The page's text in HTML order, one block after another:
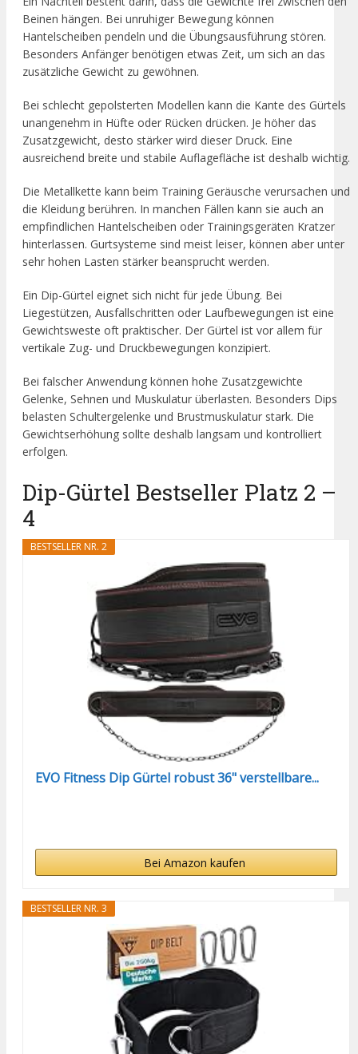
Beinen hängen. Bei unruhiger Bewegung können
Hantelscheiben pendeln und die Übungsausführung stören.
Besonders Anfänger benötigen etwas Zeit, um sich an das
zusätzliche Gewicht zu gewöhnen.
Bei schlecht gepolsterten Modellen kann die Kante des Gürtels
unangenehm in Hüfte oder Rücken drücken. Je höher das
Zusatzgewicht, desto stärker wird dieser Druck. Eine
ausreichend breite und stabile Auflagefläche ist deshalb wichtig.
Die Metallkette kann beim Training Geräusche verursachen und
die Kleidung berühren. In manchen Fällen kann sie auch an
empfindlichen Hantelscheiben oder Trainingsgeräten Kratzer
hinterlassen. Gurtsysteme sind meist leiser, können aber unter
sehr hohen Lasten stärker beansprucht werden.
Ein Dip-Gürtel eignet sich nicht für jede Übung. Bei
Liegestützen, Ausfallschritten oder Laufbewegungen ist eine
Gewichtsweste oft praktischer. Der Gürtel ist vor allem für
vertikale Zug- und Druckbewegungen konzipiert.
Bei falscher Anwendung können hohe Zusatzgewichte
Gelenke, Sehnen und Muskulatur überlasten. Besonders Dips
belasten Schultergelenke und Brustmuskulatur stark. Die
Gewichtserhöhung sollte deshalb langsam und kontrolliert
erfolgen.
Dip-Gürtel Bestseller Platz 2 –
4
BESTSELLER NR. 2
EVO Fitness Dip Gürtel robust 36" verstellbare...
Bei Amazon kaufen
BESTSELLER NR. 3